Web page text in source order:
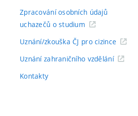
Zpracování osobních údajů
uchazečů o studium
Uznání/zkouška ČJ pro cizince
Uznání zahraničního vzdělání
Kontakty